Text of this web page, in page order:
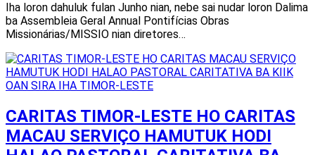
Iha loron dahuluk fulan Junho nian, nebe sai nudar loron Dalima
ba Assembleia Geral Annual Pontifícias Obras
Missionárias/MISSIO nian diretores…
CARITAS TIMOR-LESTE HO CARITAS
MACAU SERVIÇO HAMUTUK HODI